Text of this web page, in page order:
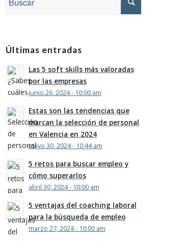
Últimas entradas
Las 5 soft skills más valoradas
por las empresas
junio 26, 2024 - 10:00 am
Estas son las tendencias que
marcan la selección de personal
en Valencia en 2024
mayo 30, 2024 - 10:44 am
5 retos para buscar empleo y
cómo superarlos
abril 30, 2024 - 10:00 am
5 ventajas del coaching laboral
para la búsqueda de empleo
marzo 27, 2024 - 10:00 am